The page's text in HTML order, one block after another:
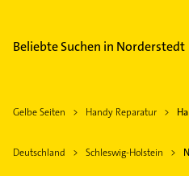
Beliebte Suchen in Norderstedt
Gelbe Seiten Handy Reparatur
Deutschland Schleswig-Holstein